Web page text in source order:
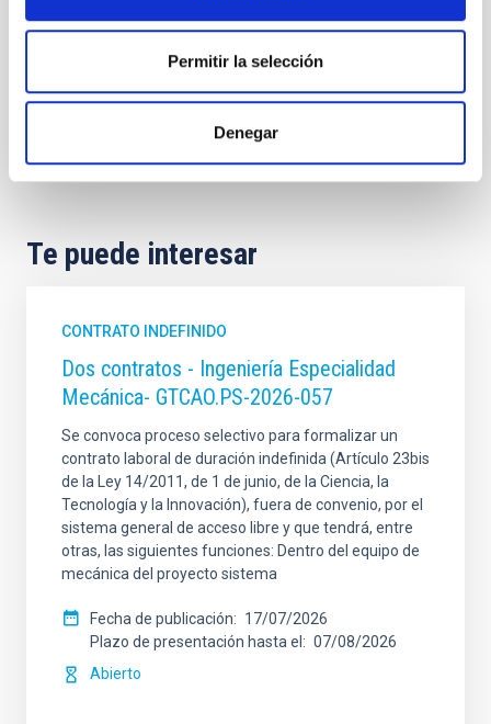
Permitir la selección
Denegar
Te puede interesar
CONTRATO INDEFINIDO
Dos contratos - Ingeniería Especialidad
Mecánica- GTCAO.PS-2026-057
Se convoca proceso selectivo para formalizar un
contrato laboral de duración indefinida (Artículo 23bis
de la Ley 14/2011, de 1 de junio, de la Ciencia, la
Tecnología y la Innovación), fuera de convenio, por el
sistema general de acceso libre y que tendrá, entre
otras, las siguientes funciones: Dentro del equipo de
mecánica del proyecto sistema
Fecha de publicación
17/07/2026
Plazo de presentación hasta el
07/08/2026
Abierto